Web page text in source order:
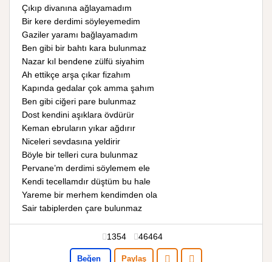
Çıkıp divanına ağlayamadım
Bir kere derdimi söyleyemedim
Gaziler yaramı bağlayamadım
Ben gibi bir bahtı kara bulunmaz
Nazar kıl bendene zülfü siyahim
Ah ettikçe arşa çıkar fizahım
Kapında gedalar çok amma şahım
Ben gibi ciğeri pare bulunmaz
Dost kendini aşıklara övdürür
Keman ebruların yıkar ağdırır
Niceleri sevdasına yeldirir
Böyle bir telleri cura bulunmaz
Pervane’m derdimi söylemem ele
Kendi tecellamdır düştüm bu hale
Yareme bir merhem kendimden ola
Sair tabiplerden çare bulunmaz
1354 46464
Beğen Paylaş